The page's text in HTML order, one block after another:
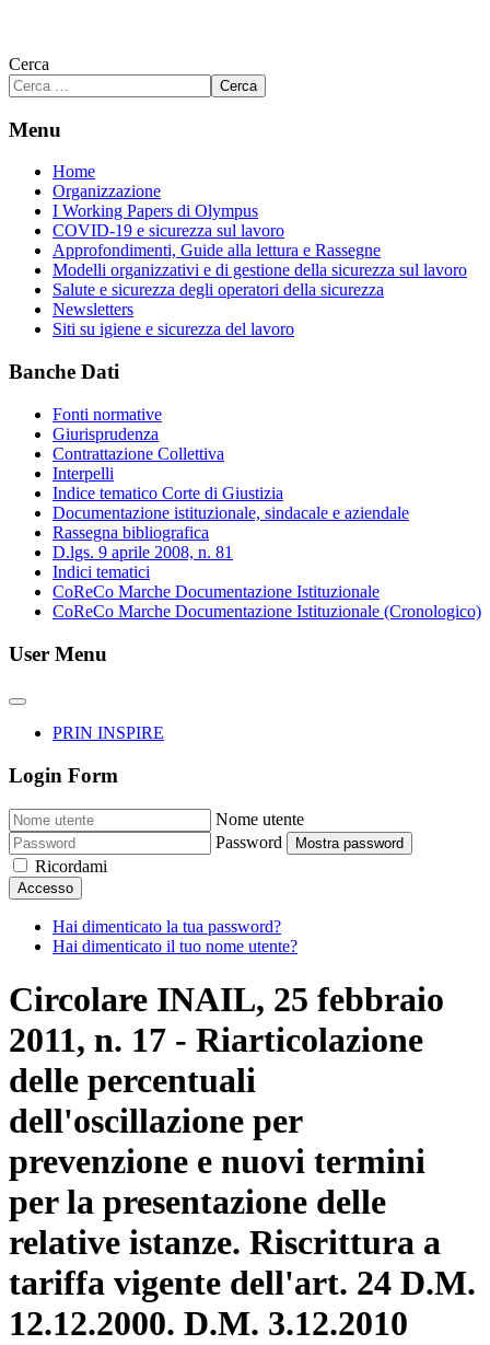
Cerca
Cerca
Menu
Home
Organizzazione
I Working Papers di Olympus
COVID-19 e sicurezza sul lavoro
Approfondimenti, Guide alla lettura e Rassegne
Modelli organizzativi e di gestione della sicurezza sul lavoro
Salute e sicurezza degli operatori della sicurezza
Newsletters
Siti su igiene e sicurezza del lavoro
Banche Dati
Fonti normative
Giurisprudenza
Contrattazione Collettiva
Interpelli
Indice tematico Corte di Giustizia
Documentazione istituzionale, sindacale e aziendale
Rassegna bibliografica
D.lgs. 9 aprile 2008, n. 81
Indici tematici
CoReCo Marche Documentazione Istituzionale
CoReCo Marche Documentazione Istituzionale (Cronologico)
User Menu
PRIN INSPIRE
Login Form
Nome utente
Password
Mostra password
Ricordami
Accesso
Hai dimenticato la tua password?
Hai dimenticato il tuo nome utente?
Circolare INAIL, 25 febbraio
2011, n. 17 - Riarticolazione
delle percentuali
dell'oscillazione per
prevenzione e nuovi termini
per la presentazione delle
relative istanze. Riscrittura a
tariffa vigente dell'art. 24 D.M.
12.12.2000. D.M. 3.12.2010